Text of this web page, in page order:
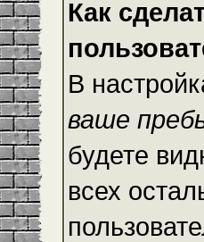
Как
В
ваше
будете
всех